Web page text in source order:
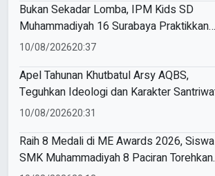
Bukan Sekadar Lomba, IPM Kids SD
Muhammadiyah 16 Surabaya Praktikkan
Kepemimpinan di HUT RI
10/08/202620:37
Apel Tahunan Khutbatul Arsy AQBS,
Teguhkan Ideologi dan Karakter
10/08/202620:31
Raih 8 Medali di ME Awards 2026, Siswa
SMK Muhammadiyah 8 Paciran Torehkan